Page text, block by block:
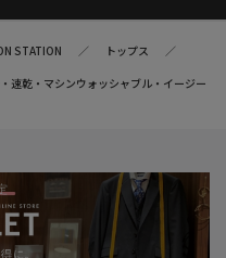
STATION
トップス
速乾・マシンウォッシャブル・イージー